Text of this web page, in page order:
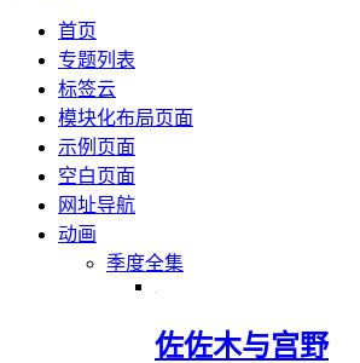
首页
专题列表
标签云
模块化布局页面
示例页面
空白页面
网址导航
动画
季度全集
佐佐木与宫野